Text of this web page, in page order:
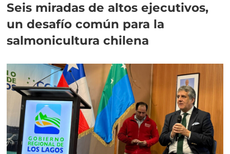
Seis miradas de altos ejecutivos,
un desafío común para la
salmonicultura chilena